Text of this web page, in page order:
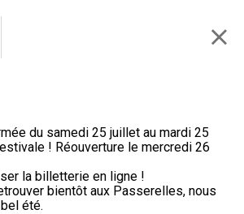
du samedi 25 juillet au mardi 25
! Réouverture le mercredi 26
la billetterie en ligne !
bientôt aux Passerelles, nous
été.